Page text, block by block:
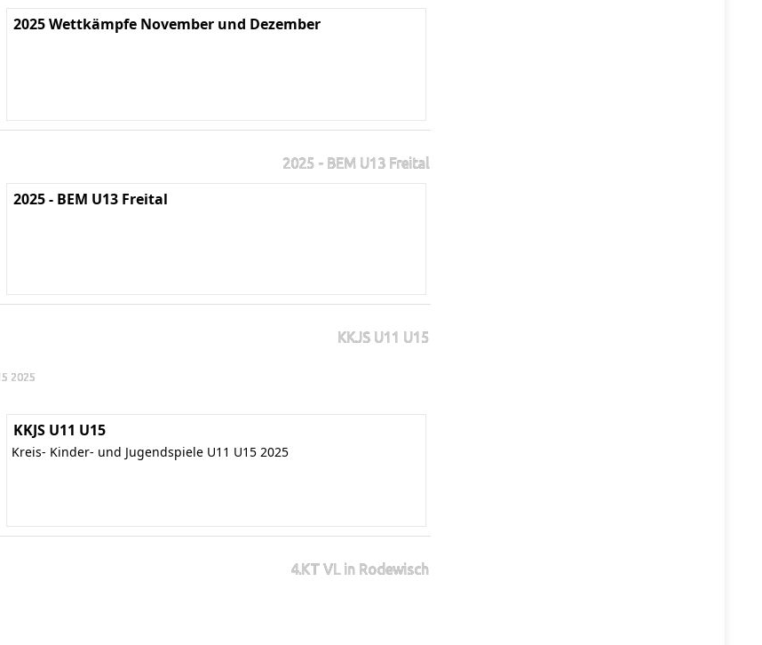
2025 Wettkämpfe November und Dezember
2025 - BEM U13 Freital
2025 - BEM U13 Freital
KKJS U11 U15
2025
KKJS U11 U15
Kreis- Kinder- und Jugendspiele U11 U15 2025
4.KT VL in Rodewisch